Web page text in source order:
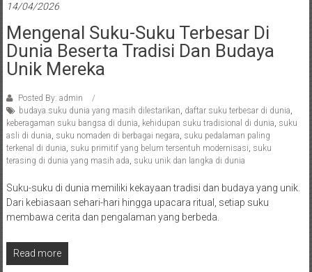
14/04/2026
Mengenal Suku-Suku Terbesar Di
Dunia Beserta Tradisi Dan Budaya
Unik Mereka
Posted By: admin
budaya suku dunia yang masih dilestarikan, daftar suku terbesar di dunia,
keberagaman suku bangsa di dunia, kehidupan suku tradisional di dunia, suku
asli di dunia, suku nomaden di berbagai negara, suku pedalaman paling
terkenal di dunia, suku primitif yang belum tersentuh modernisasi, suku
terasing di dunia yang masih ada, suku unik dan langka di dunia
Suku-suku di dunia memiliki kekayaan tradisi dan budaya yang unik.
Dari kebiasaan sehari-hari hingga upacara ritual, setiap suku
membawa cerita dan pengalaman yang berbeda.
Read more